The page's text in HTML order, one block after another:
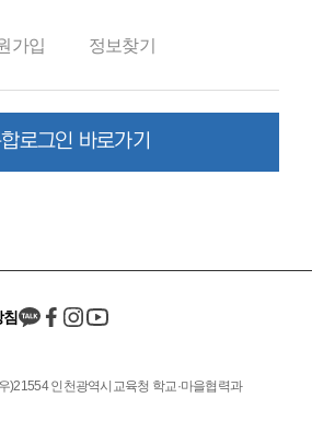
가입 정보찾기
로그인 바로가기
)21554 인천광역시교육청 학교·마을협력과